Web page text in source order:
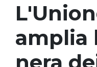
amplia